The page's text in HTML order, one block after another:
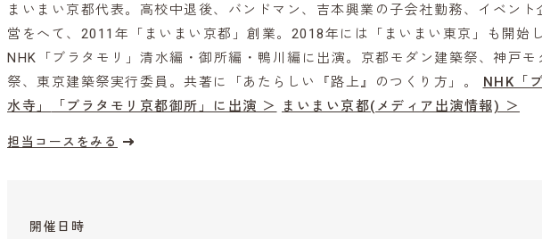
まいまい京都代表。高校中退後、バンドマン、吉本興業の子会社勤務、イベント
営をへて、2011年「まいまい京都」創業。2018年には「まいまい東京」も開始し
NHK「ブラタモリ」清水編・御所編・鴨川編に出演。京都モダン建築祭、神戸モ
祭、東京建築祭実行委員。共著に「あたらしい『路上』のつくり方」。 NHK「
水寺」
「ブラタモリ京都御所」に出演 ＞ まいまい京都(メディア出演情報) ＞
担当コースをみる
開催日時